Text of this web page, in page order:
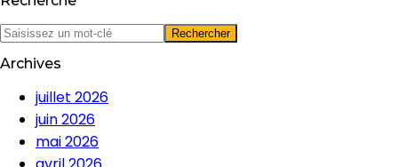
Archives
juillet 2026
juin 2026
mai 2026